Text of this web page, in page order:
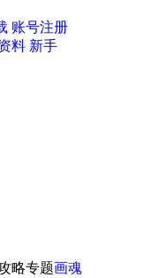
账号注册
料 新手
画魂